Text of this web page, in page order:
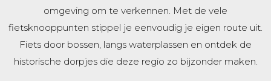
omgeving om te verkennen. Met de vele
fietsknooppunten stippel je eenvoudig je eigen route uit.
Fiets door bossen, langs waterplassen en ontdek de
historische dorpjes die deze regio zo bijzonder maken.